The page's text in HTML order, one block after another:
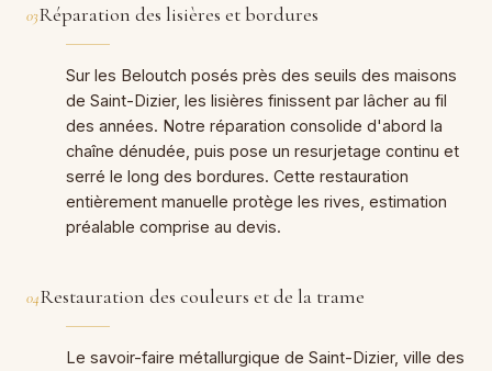
03Réparation des lisières et bordures
Sur les Beloutch posés près des seuils des maisons
de Saint-Dizier, les lisières finissent par lâcher au fil
des années. Notre réparation consolide d'abord la
chaîne dénudée, puis pose un resurjetage continu et
serré le long des bordures. Cette restauration
entièrement manuelle protège les rives, estimation
préalable comprise au devis.
04Restauration des couleurs et de la trame
Le savoir-faire métallurgique de Saint-Dizier, ville des